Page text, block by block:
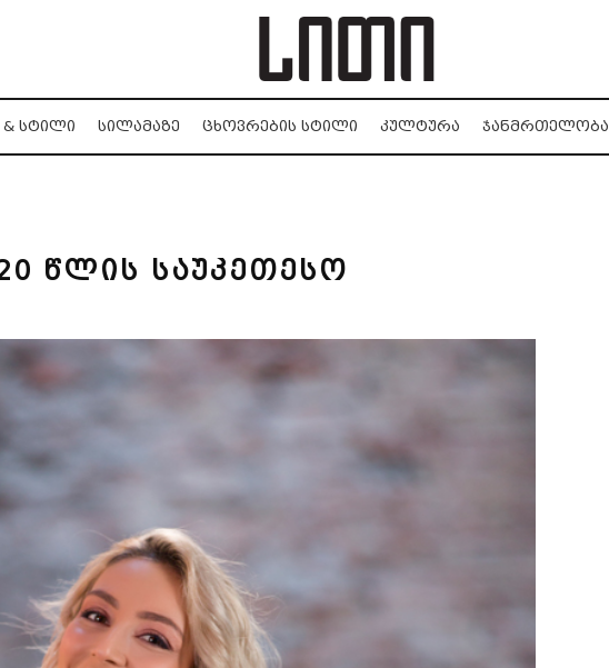
ᲡᲢᲘᲚᲘ ᲡᲘᲚᲐᲛᲐᲖᲔ ᲪᲮᲝᲕᲠᲔᲑᲘᲡ ᲡᲢᲘᲚᲘ ᲙᲣᲚᲢᲣᲠᲐ ᲯᲐᲜᲛᲠᲗᲔᲚᲝᲑᲐ
წლის საუკეთესო